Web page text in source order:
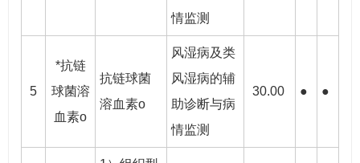
情监测
5
*抗链
球菌溶
血素o
抗链球菌
溶血素o
风湿病及类
风湿病的辅
助诊断与病
情监测
30.00 ● ●